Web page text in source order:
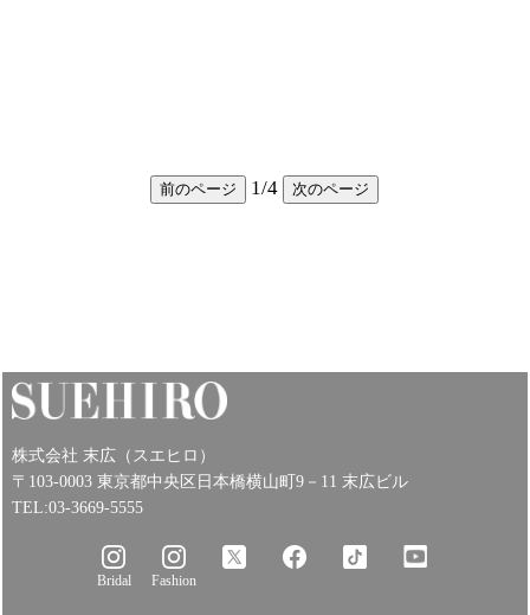
前のページ 1/4 次のページ
株式会社 末広（スエヒロ）
〒103-0003 東京都中央区日本橋横山町9－11 末広ビル
TEL:03-3669-5555
Bridal Fashion